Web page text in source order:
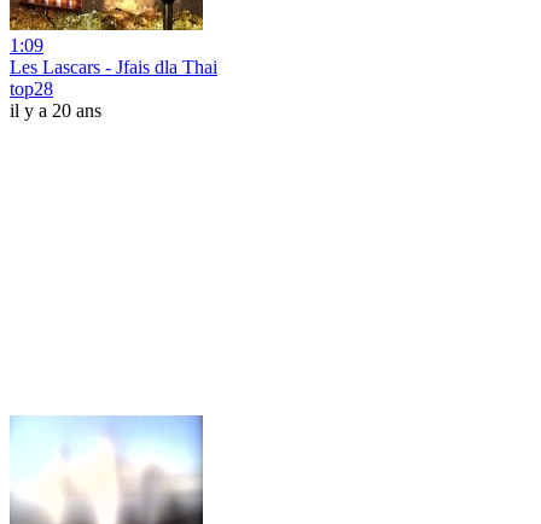
1:09
Les Lascars - Jfais dla Thai
top28
il y a 20 ans